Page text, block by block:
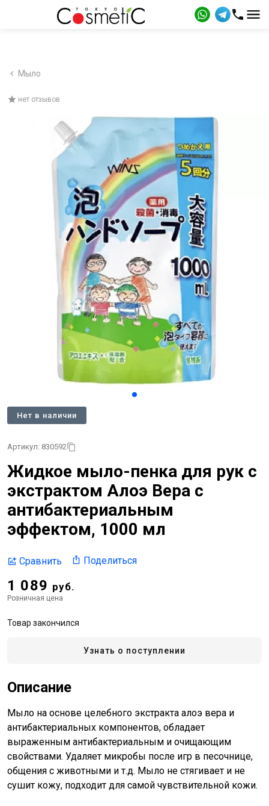
Мыло
нет отзывов
Нет в наличии
Артикул: 830592
Жидкое мыло-пенка для рук с
экстрактом Алоэ Вера с
антибактериальным
эффектом, 1000 мл
Сравнить Поделиться
1 089 руб.
Розничная цена
Товар закончился
Узнать о поступлении
Описание
Мыло на основе целебного экстракта алоэ вера и
антибактериальных компонентов, обладает
выраженным антибактериальным и очищающим
свойствами. Удаляет микробы после игр в песочнице,
общения с животными и т.д. Мыло не стягивает и не
сушит кожу, подходит для самой чувствительной кожи.